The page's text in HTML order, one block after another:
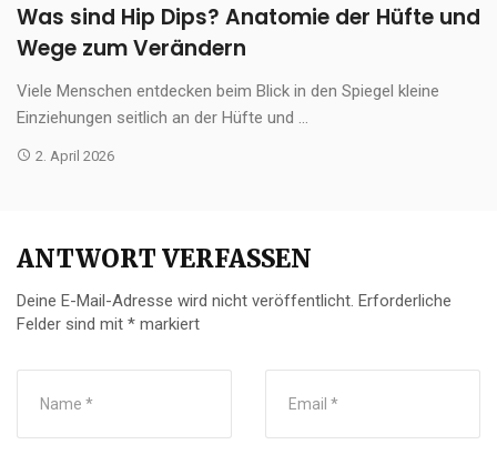
Was sind Hip Dips? Anatomie der Hüfte und
Wege zum Verändern
Viele Menschen entdecken beim Blick in den Spiegel kleine
Einziehungen seitlich an der Hüfte und ...
2. April 2026
ANTWORT VERFASSEN
Deine E-Mail-Adresse wird nicht veröffentlicht. Erforderliche
Felder sind mit * markiert